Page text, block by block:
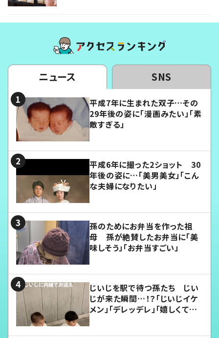
ニュース SNS
平成7年に生まれた双子…その
29年後の姿に「漫画みたい」「素
敵すぎる」
平成6年に撮った2ショット 30
年後の姿に…「美男美女」「こん
な夫婦になりたい」
孫のためにお弁当を作った祖
母 孫が絶賛したお弁当に「美
味しそう」「お弁当すごい」
じいじを駅で待つ孫たち じい
じが来た瞬間…！？「じいじイケ
メン」「デレッデレ」「嬉しくて可